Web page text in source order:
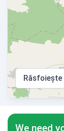
Răsfoiește
We need